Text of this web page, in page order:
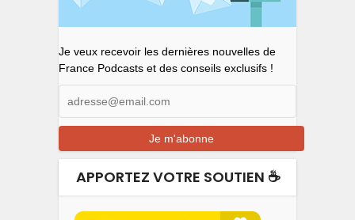
Je veux recevoir les dernières nouvelles de
France Podcasts et des conseils exclusifs !
APPORTEZ VOTRE SOUTIEN ☕️